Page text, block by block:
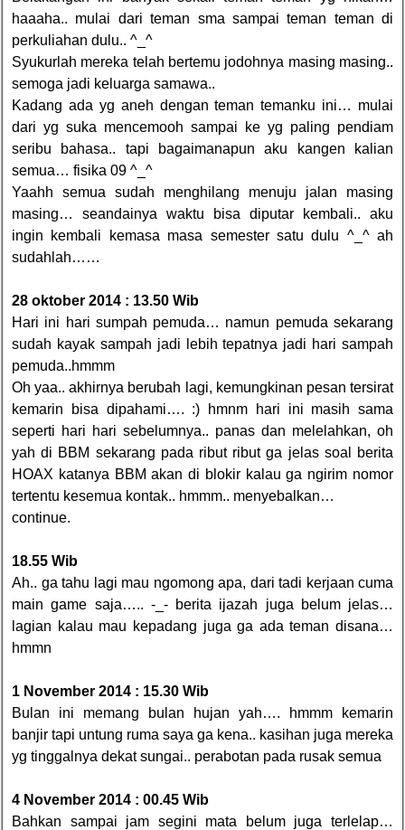
haaaha.. mulai dari teman sma sampai teman teman di
perkuliahan dulu.. ^_^
Syukurlah mereka telah bertemu jodohnya masing masing..
semoga jadi keluarga samawa..
Kadang ada yg aneh dengan teman temanku ini… mulai
dari yg suka mencemooh sampai ke yg paling pendiam
seribu bahasa.. tapi bagaimanapun aku kangen kalian
semua… fisika 09 ^_^
Yaahh semua sudah menghilang menuju jalan masing
masing… seandainya waktu bisa diputar kembali.. aku
ingin kembali kemasa masa semester satu dulu ^_^ ah
sudahlah……
28 oktober 2014 : 13.50 Wib
Hari ini hari sumpah pemuda… namun pemuda sekarang
sudah kayak sampah jadi lebih tepatnya jadi hari sampah
pemuda..hmmm
Oh yaa.. akhirnya berubah lagi, kemungkinan pesan tersirat
kemarin bisa dipahami…. :) hmnm hari ini masih sama
seperti hari hari sebelumnya.. panas dan melelahkan, oh
yah di BBM sekarang pada ribut ribut ga jelas soal berita
HOAX katanya BBM akan di blokir kalau ga ngirim nomor
tertentu kesemua kontak.. hmmm.. menyebalkan…
continue.
18.55 Wib
Ah.. ga tahu lagi mau ngomong apa, dari tadi kerjaan cuma
main game saja….. -_- berita ijazah juga belum jelas…
lagian kalau mau kepadang juga ga ada teman disana…
hmmn
1 November 2014 : 15.30 Wib
Bulan ini memang bulan hujan yah…. hmmm kemarin
banjir tapi untung ruma saya ga kena.. kasihan juga mereka
yg tinggalnya dekat sungai.. perabotan pada rusak semua
4 November 2014 : 00.45 Wib
Bahkan sampai jam segini mata belum juga terlelap…